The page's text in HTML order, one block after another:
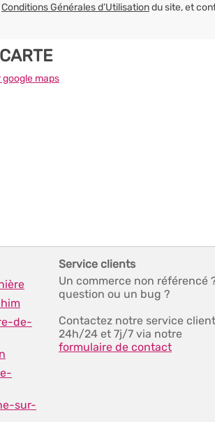
Conditions Générales d’Utilisationdu site, et
google maps
de-
sur-
Service clients
Un commerce non référencé
question ou un bug ?
Contactez notre service client
24h/24 et 7j/7 via notre
formulaire de contact